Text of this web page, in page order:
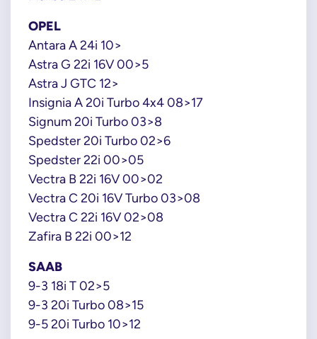
OPEL
Antara A 24i 10>
Astra G 22i 16V 00>5
Astra J GTC 12>
Insignia A 20i Turbo 4x4 08>17
Signum 20i Turbo 03>8
Spedster 20i Turbo 02>6
Spedster 22i 00>05
Vectra B 22i 16V 00>02
Vectra C 20i 16V Turbo 03>08
Vectra C 22i 16V 02>08
Zafira B 22i 00>12
SAAB
9-3 18i T 02>5
9-3 20i Turbo 08>15
9-5 20i Turbo 10>12